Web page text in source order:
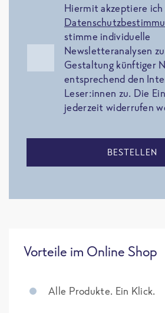
Hiermit akzeptiere ich
stimme individuelle
Newsletteranalysen
Gestaltung künftiger
entsprechend den
Leser:innen zu. Die
jederzeit widerrufen
BESTELLEN
Vorteile im Online Shop
Alle Produkte. Ein Klick.